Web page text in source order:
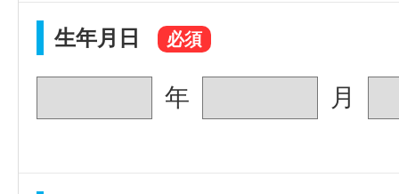
生年月日
年 月